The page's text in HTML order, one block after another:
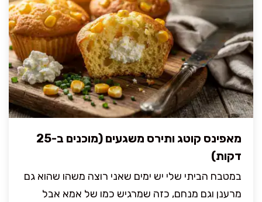
מאפינס קוטג ותירס משגעים (מוכנים ב-25
דקות)
במטבח הביתי שלי יש ימים שאני רוצה משהו שהוא גם
מרענן וגם מנחם, כזה שמרגיש כמו של אמא אבל